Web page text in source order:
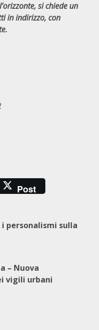
si chiede un
in indirizzo, con
Post
personalismi sulla
– Nuova
vigili urbani